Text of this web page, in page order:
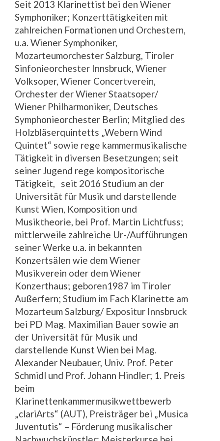
Seit 2013 Klarinettist bei den Wiener
Symphoniker; Konzerttätigkeiten mit
zahlreichen Formationen und Orchestern,
u.a. Wiener Symphoniker,
Mozarteumorchester Salzburg, Tiroler
Sinfonieorchester Innsbruck, Wiener
Volksoper, Wiener Concertverein,
Orchester der Wiener Staatsoper/
Wiener Philharmoniker, Deutsches
Symphonieorchester Berlin; Mitglied des
Holzbläserquintetts „Webern Wind
Quintet“ sowie rege kammermusikalische
Tätigkeit in diversen Besetzungen; seit
seiner Jugend rege kompositorische
Tätigkeit, seit 2016 Studium an der
Universität für Musik und darstellende
Kunst Wien, Komposition und
Musiktheorie, bei Prof. Martin Lichtfuss;
mittlerweile zahlreiche Ur-/Aufführungen
seiner Werke u.a. in bekannten
Konzertsälen wie dem Wiener
Musikverein oder dem Wiener
Konzerthaus; geboren1987 im Tiroler
Außerfern; Studium im Fach Klarinette am
Mozarteum Salzburg/ Expositur Innsbruck
bei PD Mag. Maximilian Bauer sowie an
der Universität für Musik und
darstellende Kunst Wien bei Mag.
Alexander Neubauer, Univ. Prof. Peter
Schmidl und Prof. Johann Hindler; 1. Preis
beim
Klarinettenkammermusikwettbewerb
„clariArts“ (AUT), Preisträger bei „Musica
Juventutis“ – Förderung musikalischer